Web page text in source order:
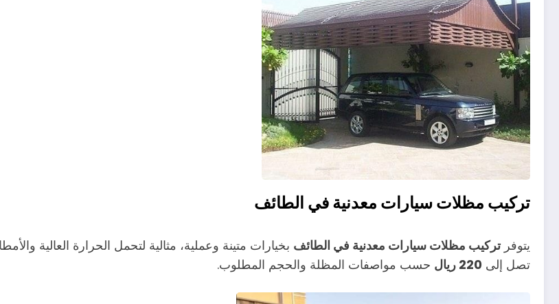
تركيب مظلات سيارات معدنية في الطائف
يتوفرتركيب مظلات سيارات معدنية في الطائف بخيارات متينة وعملية، مثالية لتحمل الحرارة العالية
تصل إلى 220 ريال حسب مواصفات المظلة والحجم المطلوب.